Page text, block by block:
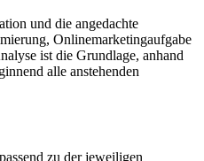
und die angedachte
Onlinemarketingaufgabe
ist die Grundlage, anhand
alle anstehenden
zu der jeweiligen